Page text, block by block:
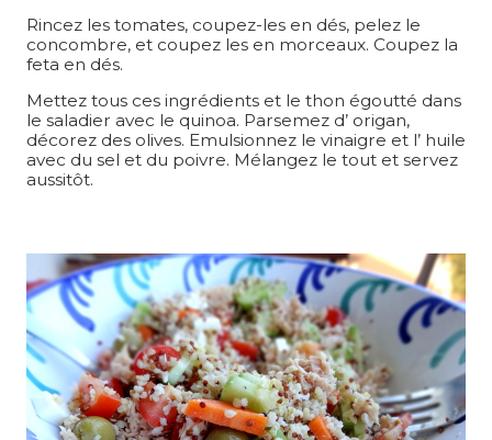
Rincez les tomates, coupez-les en dés, pelez le
concombre, et coupez les en morceaux. Coupez la
feta en dés.
Mettez tous ces ingrédients et le thon égoutté dans
le saladier avec le quinoa. Parsemez d’ origan,
décorez des olives. Emulsionnez le vinaigre et l’ huile
avec du sel et du poivre. Mélangez le tout et servez
aussitôt.